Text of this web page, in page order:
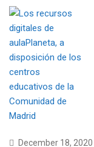
December 18, 2020